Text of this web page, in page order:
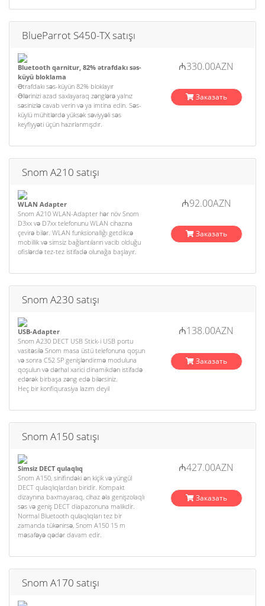
BlueParrot S450-TX satışı
Bluetooth qarnitur, 82% ətrafdakı səs-
küyü bloklama
Ətrafdakı səs-küyün 82% bloklayır
Əllərinizi azad saxlayaraq zənglərə yalnız
səsinizlə cavab verin və ya imtina edin. Səs-
küylü mühitlərdə yüksək səviyyəli səs
keyfiyyəti üçün hazırlanmışdır.
₼330.00AZN
Заказать
Snom A210 satışı
WLAN Adapter
Snom A210 WLAN-Adapter hər növ Snom
D3xx və D7xx telefonunu WLAN cihazına
çevirə bilər. WLAN funksionallığı getdikcə
mobillik və simsiz bağlantıların vacib olduğu
ofislərdə tez-tez istifadə olunağa başlayır.
₼92.00AZN
Заказать
Snom A230 satışı
USB-Adapter
Snom A230 DECT USB Stick-i USB portu
vasitəsilə Snom masa üstü telefonuna qoşun
və sonra C52 SP genişləndirmə moduluna
qoşulun və dərhal xarici dinamikdən istifadə
edərək birbaşa zəng edə bilərsiniz.
Heç bir konfiqurasiya lazım deyil
₼138.00AZN
Заказать
Snom A150 satışı
Simsiz DECT qulaqlıq
Snom A150, sinifindəki ən kiçik və yüngül
DECT qulaqlıqlardan biridir. Kompakt
dizaynına baxmayaraq, cihaz əla genişzolaqlı
səs və geniş DECT diapazonuna malikdir.
Normal Bluetooth qulaqlıqları tez bir
zamanda tükənirsə, Snom A150 15 m
məsafəyə qədər davam edir.
₼427.00AZN
Заказать
Snom A170 satışı